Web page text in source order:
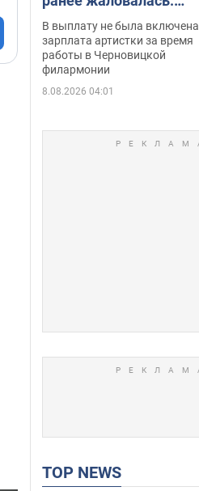
сколько получала
певица
В выплату не была включена
зарплата артистки за время
работы в Черновицкой
филармонии
8.08.2026 04:01
TOP NEWS